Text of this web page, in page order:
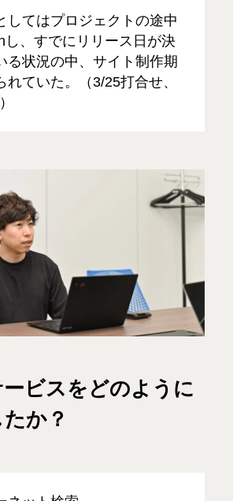
してはプロジェクトの途中
し、すでにリリース日が決
る状況の中、サイト制作期
れていた。（3/25打合せ、
ビスをどのように
か？